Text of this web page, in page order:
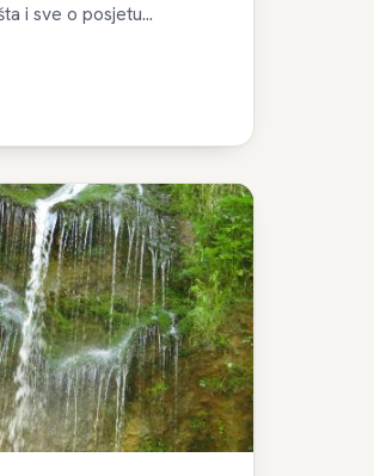
i sve o posjetu...